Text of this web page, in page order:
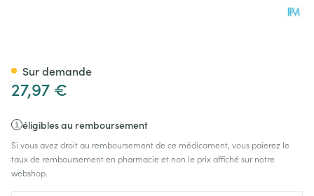
27,97 €
éligibles au remboursement
Si vous avez droit au remboursement de ce médicament, vous paierez le
taux de remboursement en pharmacie et non le prix affiché sur notre
webshop.
Sur demande